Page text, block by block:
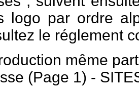
logo par ordre
le réglement
même
(Page 1) -